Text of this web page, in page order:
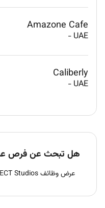
Amazone Cafe
UAE
-
Caliberly
UAE
-
هل تبحث عن فرص
عرض وظائف ASPECT Studios العالمية